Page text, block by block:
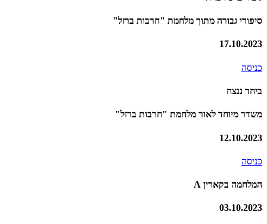
סיפורי גבורה מתוך מלחמת "חרבות ברזל"
17.10.2023
כניסה
ביחד ננצח
משדר מיוחד לאור מלחמת "חרבות ברזל"
12.10.2023
כניסה
המלחמה בקארין A
03.10.2023